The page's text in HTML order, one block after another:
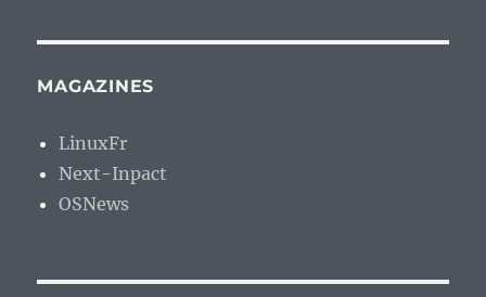
MAGAZINES
LinuxFr
Next-Inpact
OSNews